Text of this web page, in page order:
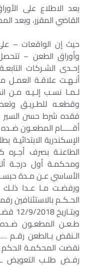
بعد الاطلاع على
القاضي المقرر، وبعد
حيث إن الواقعات –
وأوراق الطعن –
إحـدى الشـركات
أنـهـت علاقـة العمـل
لـمـا نسـب إلـيـه مـن
وقطعـه للطـريـق
فقده شرط حسن السير
الإسكندرية الابتدائيـة
الطاعنـة بصرف أجـره
ومحكمـة أول درجـة
الأساسي عـن مـدة
ورفضـت مـا عـدا
طـعـن المطعـون
نقضت المحكمـة
رفـض طلـب التعويض